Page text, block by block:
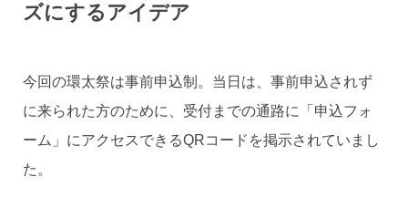
ズにするアイデア
今回の環太祭は事前申込制。当日は、事前申込されず
に来られた方のために、受付までの通路に「申込フォ
ーム」にアクセスできるQRコードを掲示されていまし
た。